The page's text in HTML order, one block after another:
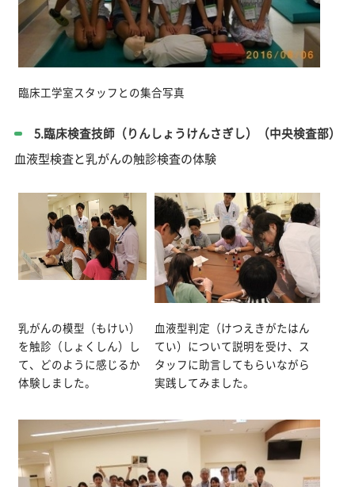
臨床工学室スタッフとの集合写真
5.臨床検査技師（りんしょうけんさぎし）（中央検査部）
血液型検査と乳がんの触診検査の体験
乳がんの模型（もけい）
を触診（しょくしん）し
て、どのように感じるか
体験しました。
血液型判定（けつえきがたはん
てい）について説明を受け、ス
タッフに助言してもらいながら
実践してみました。